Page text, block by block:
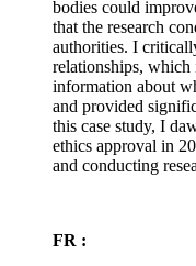
bodies could
that the research
authorities. I
relationships, which
information about
and provided
this case study, I
ethics approval in
and conducting
FR :